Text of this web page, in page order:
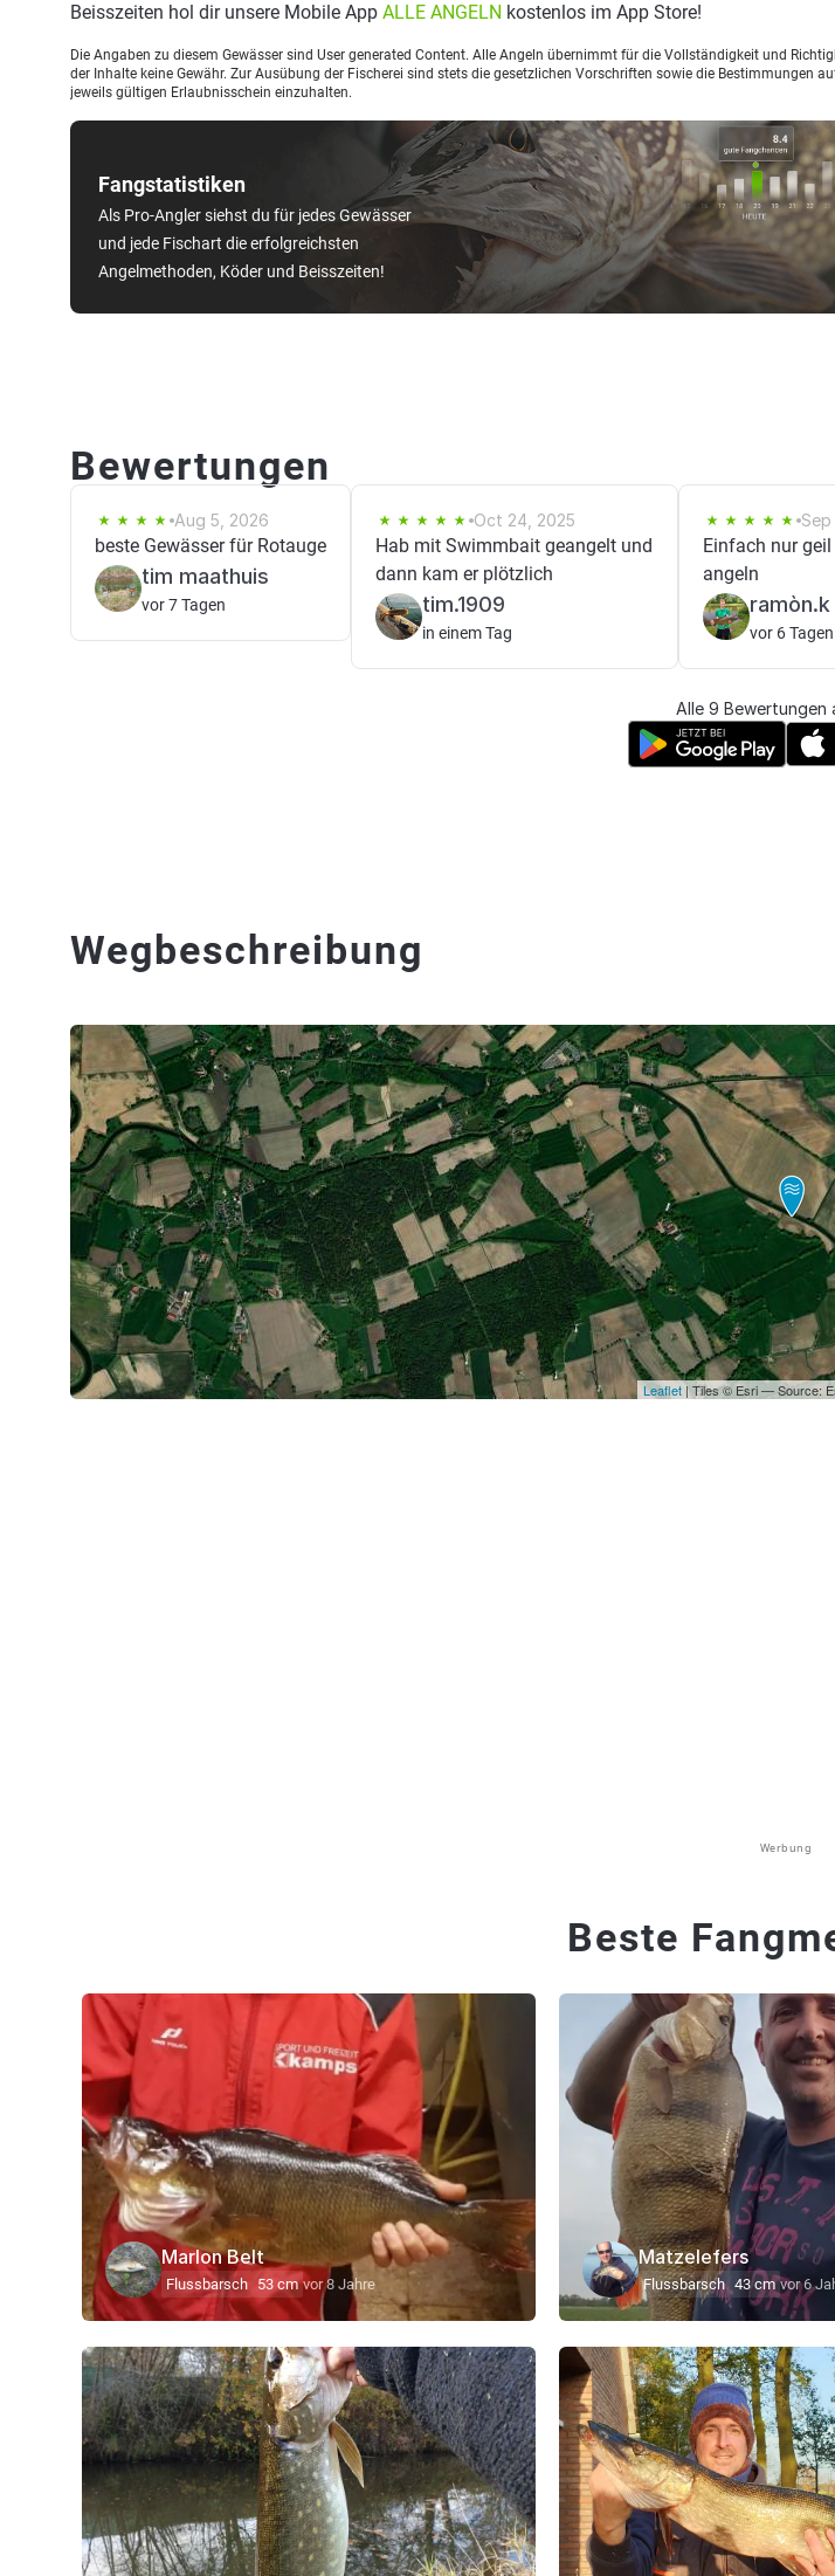
Fangstatistiken
Als Pro-Angler siehst du für jedes Gewässer
und jede Fischart die erfolgreichsten
Angelmethoden, Köder und Beisszeiten!
Beisszeiten hol dir unsere Mobile App ALLE ANGELN kostenlos im App Store!
Die Angaben zu diesem Gewässer sind User generated Content. Alle Angeln übernimmt für die Vollständigkeit und
der Inhalte keine Gewähr. Zur Ausübung der Fischerei sind stets die gesetzlichen Vorschriften sowie die Bestimmungen
jeweils gültigen Erlaubnisschein einzuhalten.
Bewertungen
Aug 5, 2026
beste Gewässer für Rotauge
tim maathuis
vor 7 Tagen
Oct 24, 2025
Hab mit Swimmbait geangelt und
dann kam er plötzlich
tim.1909
in einem Tag
Einfach nur
angeln
ramòn.k
vor 6 Tagen
Alle 9 Bewertungen
Wegbeschreibung
Leaflet| Tiles © Esri — Source:
Werbung
Beste
Marlon Belt
Flussbarsch 53 cm vor 8 Jahre
Matzelefers
Flussbarsch 43 cm vor 6